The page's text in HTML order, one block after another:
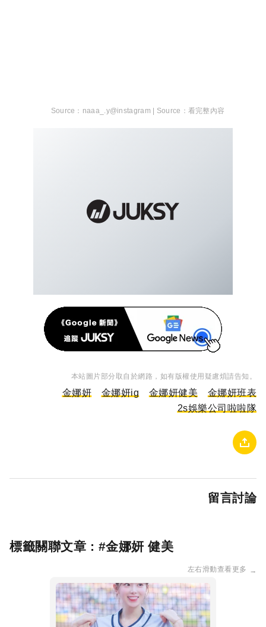
naaa_.y@instagram | 看完整內容
本站圖片部分取自於網路，如有版權使用疑慮煩請告知。
金娜妍 金娜妍ig 金娜妍健美
金娜妍班表
2s娛樂公司啦啦隊
留言討論
標籤關聯文章 : #金娜妍 健美
左右滑動查看更多 →